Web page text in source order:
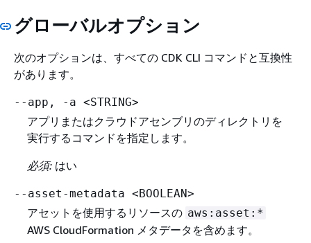
グローバルオプション
次のオプションは、すべての CDK CLI コマンドと互換性
があります。
--app, -a <STRING>
アプリまたはクラウドアセンブリのディレクトリを
実行するコマンドを指定します。
必須:はい
--asset-metadata <BOOLEAN>
アセットを使用するリソースの aws:asset:*
AWS CloudFormation メタデータを含めます。